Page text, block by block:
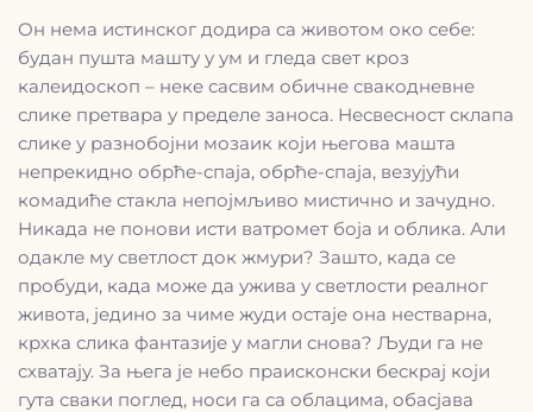
Он нема истинског додира са животом око себе:
будан пушта машту у ум и гледа свет кроз
калеидоскоп – неке сасвим обичне свакодневне
слике претвара у пределе заноса. Несвесност склапа
слике у разнобојни мозаик који његова машта
непрекидно обрће-спаја, обрће-спаја, везујући
комадиће стакла непојмљиво мистично и зачудно.
Никада не понови исти ватромет боја и облика. Али
одакле му светлост док жмури? Зашто, када се
пробуди, када може да ужива у светлости реалног
живота, једино за чиме жуди остаје она нестварна,
крхка слика фантазије у магли снова? Људи га не
схватају. За њега је небо праисконски бескрај који
гута сваки поглед, носи га са облацима, обасјава